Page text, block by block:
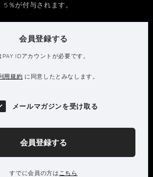
％が付与されます。
会員登録する
IDアカウントが必要です。
用規約 に同意したとみなします。
メールマガジンを受け取る
会員登録する
すでに会員の方は こちら